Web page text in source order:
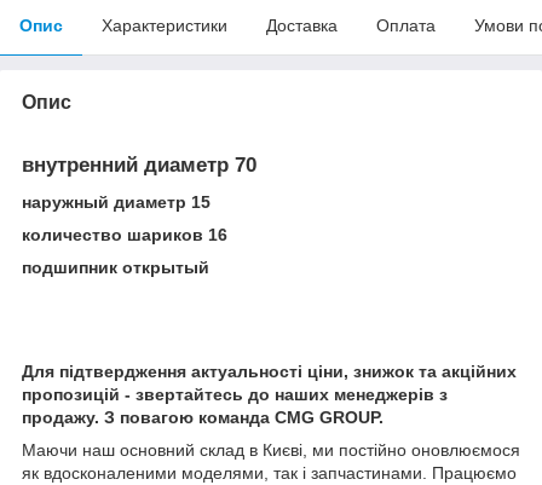
Опис Характеристики Доставка Оплата Умови
Опис
внутренний диаметр 70
наружный диаметр 15
количество шариков 16
подшипник открытый
Для підтвердження актуальності ціни, знижок та акційних
пропозицій - звертайтесь до наших менеджерів з
продажу. З повагою команда CMG GROUP.
Маючи наш основний склад в Києві, ми постійно оновлюємося
як вдосконаленими моделями, так і запчастинами. Працюємо